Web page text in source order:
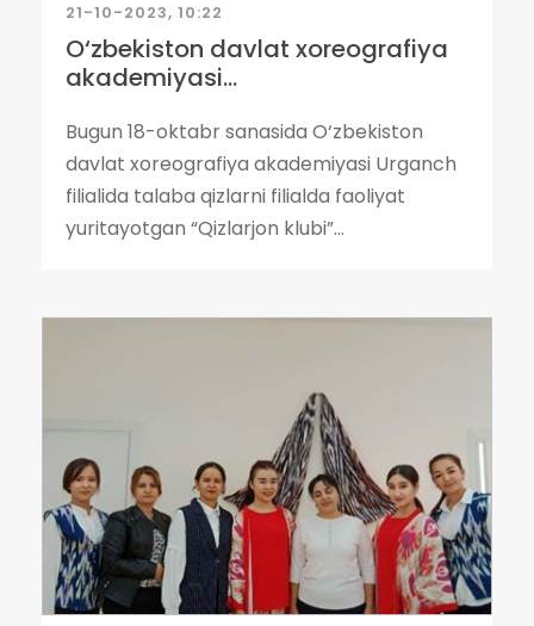
21-10-2023, 10:22
O‘zbekiston davlat xoreografiya
akademiyasi...
Bugun 18-oktabr sanasida O‘zbekiston
davlat xoreografiya akademiyasi Urganch
filialida talaba qizlarni filialda faoliyat
yuritayotgan “Qizlarjon klubi”...